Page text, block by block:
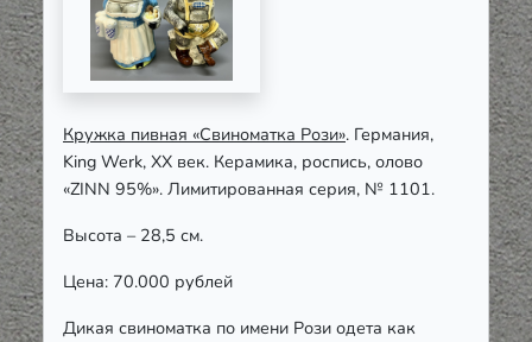
Кружка пивная «Свиноматка Рози». Германия,
King Werk, ХХ век. Керамика, роспись, олово
«ZINN 95%». Лимитированная серия, № 1101.
Высота – 28,5 см.
Цена: 70.000 рублей
Дикая свиноматка по имени Рози одета как